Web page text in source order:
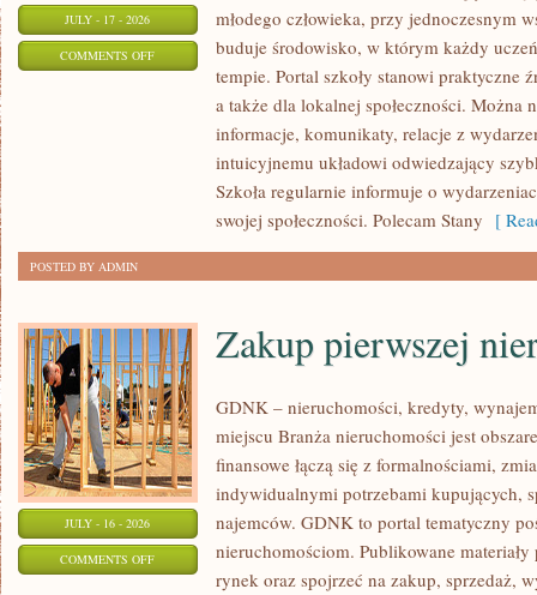
JULY - 17 - 2026
COMMENTS OFFON
młodego człowieka, przy jednoczesnym
buduje środowisko, w którym każdy
tempie. Portal szkoły stanowi praktyczne
a także dla lokalnej społeczności. Można
informacje, komunikaty, relacje z
intuicyjnemu układowi odwiedzający
Szkoła regularnie informuje o
swojej społeczności. Polecam Stany [
POSTED BY ADMIN
JULY - 16 - 2026
COMMENTS OFFON
Zakup pierwszej
GDNK – nieruchomości, kredyty,
miejscu Branża nieruchomości jest
finansowe łączą się z formalnościami,
indywidualnymi potrzebami kupujących,
najemców. GDNK to portal tematyczny
nieruchomościom. Publikowane
rynek oraz spojrzeć na zakup, sprzedaż,